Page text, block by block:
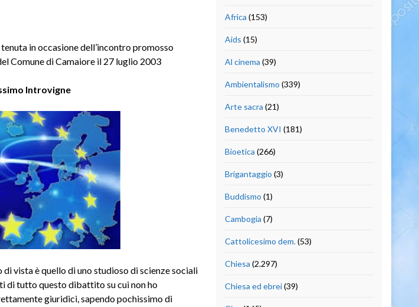
in occasione dell’incontro promosso
Comune di Camaiore il 27 luglio 2003
Introvigne
vista è quello di uno studioso di scienze sociali
di tutto questo dibattito su cui non ho
giuridici, sapendo pochissimo di
Africa (153)
Aids (15)
Al cinema (39)
Ambientalismo (339)
Arte sacra (21)
Benedetto XVI (181)
Bioetica (266)
Brigantaggio (3)
Buddismo (1)
Cambogia (7)
Cattolicesimo dem.(53)
Chiesa (2.297)
Chiesa ed ebrei(39)